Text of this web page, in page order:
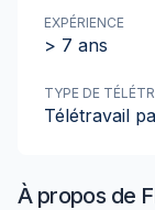
À propos de
EXPÉRIENCE
> 7 ans
TYPE DE
Télétravail